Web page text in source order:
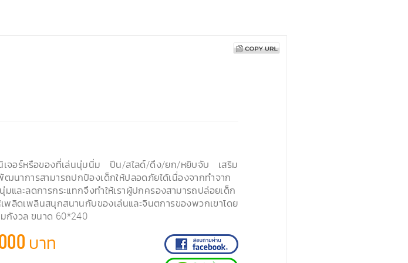
เจอร์หรือของที่เล่นนุ่มนิ่ม ปีน/สไลด์/ดึง/ยก/หยิบจับ เสริม
ฒนาการสามารถปกป้องเด็กให้ปลอดภัยได้เนื่องจากทำจาก
มและลดการกระแทกจึงทำให้เราผู้ปกครองสามารถปล่อยเด็ก
ลิดเพลินสนุกสนานกับของเล่นและจินตการของพวกเขาโดย
มกังวล ขนาด 60*240
บาท